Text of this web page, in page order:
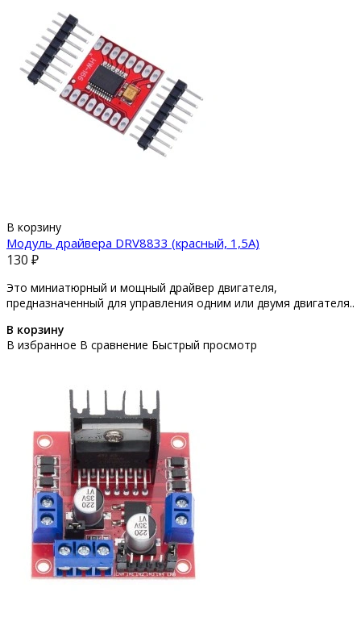
В корзину
Модуль драйвера DRV8833 (красный, 1,5A)
130 ₽
Это миниатюрный и мощный драйвер двигателя,
предназначенный для управления одним или двумя двигателя..
В корзину
В избранное В сравнение Быстрый просмотр